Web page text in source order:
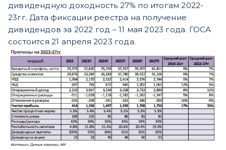
дивидендную доходность 27% по итогам 2022-
23гг. Дата фиксации реестра на получение
дивидендов за 2022 год – 11 мая 2023 года. ГОСА
состоится 21 апреля 2023 года.